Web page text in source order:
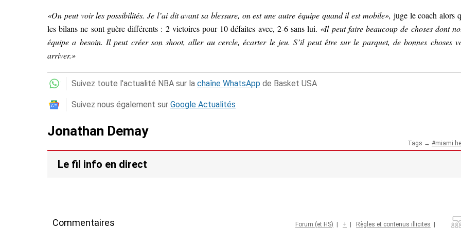
«On peut voir les possibilités. Je l’ai dit avant sa blessure, on est une autre équipe quand il est mobile», juge le coach alors
les bilans ne sont guère différents : 2 victoires pour 10 défaites avec, 2-6 sans lui. «Il peut faire beaucoup de choses dont
équipe a besoin. Il peut créer son shoot, aller au cercle, écarter le jeu. S’il peut être sur le parquet, de bonnes choses
arriver.»
Suivez toute l'actualité NBA sur la chaîne WhatsApp de Basket USA
Suivez nous également sur Google Actualités
Jonathan Demay
Tags → miami
Le fil info en direct
Commentaires Forum (et HS) | + | Règles et contenus illicites |